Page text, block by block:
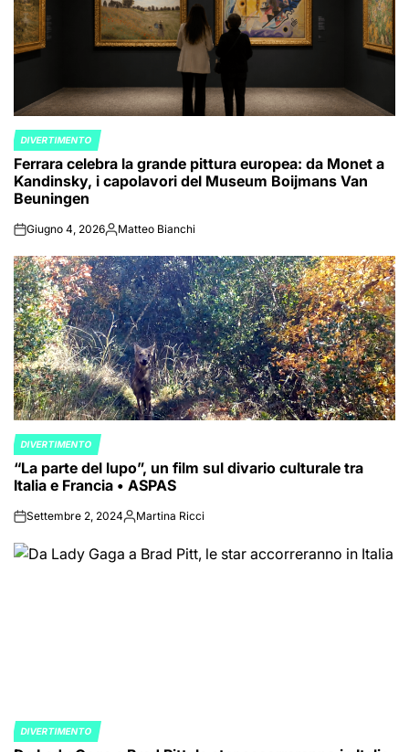
POSTED
IN
DIVERTIMENTO
Ferrara celebra la grande pittura europea: da Monet a
Kandinsky, i capolavori del Museum Boijmans Van
Beuningen
onGiugno 4, 2026Posted
Matteo Bianchi
POSTED
IN
DIVERTIMENTO
“La parte del lupo”, un film sul divario culturale tra
Italia e Francia • ASPAS
onSettembre 2, 2024PostedMartina Ricci
POSTED
DIVERTIMENTO